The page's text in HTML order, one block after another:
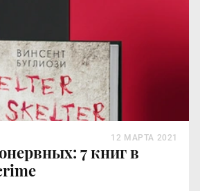
7 книг в
12 МАРТА 2021